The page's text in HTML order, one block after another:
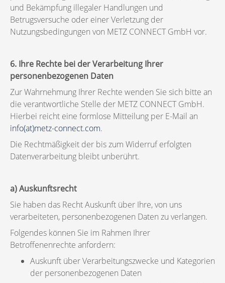
und Bekämpfung illegaler Handlungen und
Betrugsversuche oder einer Verletzung der
Nutzungsbedingungen von METZ CONNECT GmbH vor.
6. Ihre Rechte bei der Verarbeitung Ihrer
personenbezogenen Daten
Zur Wahrnehmung Ihrer Rechte wenden Sie sich bitte an
die verantwortliche Stelle der METZ CONNECT GmbH.
Hierbei reicht eine formlose Mitteilung per E-Mail an
info(at)metz-connect.com.
Die Rechtmäßigkeit der bis zum Widerruf erfolgten
Datenverarbeitung bleibt unberührt.
a) Auskunftsrecht
Sie haben das Recht Auskunft über Ihre, von uns
verarbeiteten, personenbezogenen Daten zu verlangen.
Folgendes können Sie im Rahmen Ihrer
Betroffenenrechte anfordern:
Auskunft über Verarbeitungszwecke und Kategorien
der personenbezogenen Daten